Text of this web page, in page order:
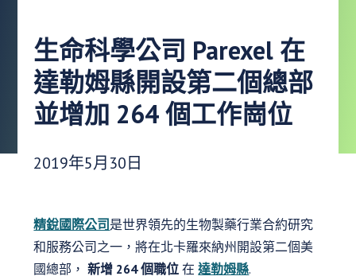
生命科學公司 Parexel 在
達勒姆縣開設第二個總部
並增加 264 個工作崗位
發布日期：
2019年5月30日
精銳國際公司是世界領先的生物製藥行業合約研究
和服務公司之一，將在北卡羅來納州開設第二個美
國總部，新增 264 個職位 在達勒姆縣.